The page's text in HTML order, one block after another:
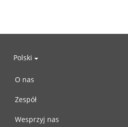
Polski
O nas
Zespół
Wesprzyj nas